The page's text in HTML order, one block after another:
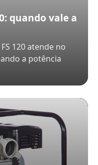
quando vale a
120 atende no
a potência